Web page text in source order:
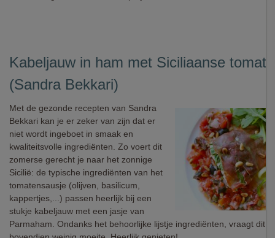
Kabeljauw in ham met Siciliaanse
(Sandra Bekkari)
Met de gezonde recepten van Sandra
Bekkari kan je er zeker van zijn dat er
niet wordt ingeboet in smaak en
kwaliteitsvolle ingrediënten. Zo voert dit
zomerse gerecht je naar het zonnige
Sicilië: de typische ingrediënten van het
tomatensausje (olijven, basilicum,
kappertjes,...) passen heerlijk bij een
stukje kabeljauw met een jasje van
Parmaham. Ondanks het behoorlijke lijstje ingrediënten, vraagt dit